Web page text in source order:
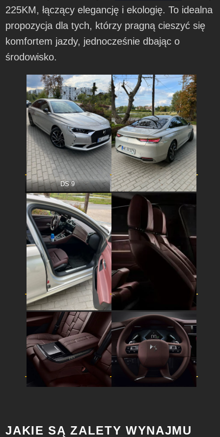
225KM, łączący elegancję i ekologię. To idealna
propozycja dla tych, którzy pragną cieszyć się
komfortem jazdy, jednocześnie dbając o
środowisko.
DS 9
JAKIE SĄ ZALETY WYNAJMU